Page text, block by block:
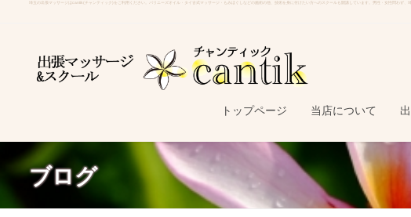
埼玉の出張マッサージはcantik(チャンティック)をご利用ください。バリニーズオイル・タイ古式マッサージ・もみほぐしなどの施術の他、技術を身に付けたい方へのスクールも開講しています。男性・女性問わず、
トップページ 当店について
ブログ